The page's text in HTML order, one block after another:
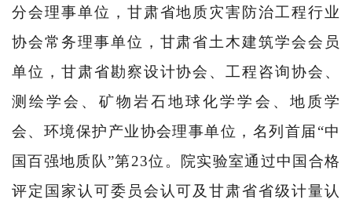
分会理事单位，甘肃省地质灾害防治工程行业
协会常务理事单位，甘肃省土木建筑学会会员
单位，甘肃省勘察设计协会、工程咨询协会、
测绘学会、矿物岩石地球化学学会、地质学
会、环境保护产业协会理事单位，名列首届“中
国百强地质队”第23位。院实验室通过中国合格
评定国家认可委员会认可及甘肃省省级计量认